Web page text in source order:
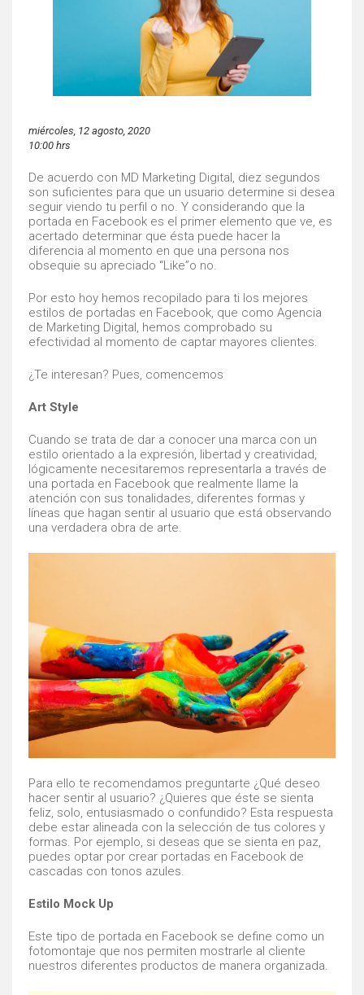
miércoles, 12 agosto, 2020
10:00 hrs
De acuerdo con MD Marketing Digital, diez segundos
son suficientes para que un usuario determine si desea
seguir viendo tu perfil o no. Y considerando que la
portada en Facebook es el primer elemento que ve, es
acertado determinar que ésta puede hacer la
diferencia al momento en que una persona nos
obsequie su apreciado “Like”o no.
Por esto hoy hemos recopilado para ti los mejores
estilos de portadas en Facebook, que como Agencia
de Marketing Digital, hemos comprobado su
efectividad al momento de captar mayores clientes.
¿Te interesan? Pues, comencemos
Art Style
Cuando se trata de dar a conocer una marca con un
estilo orientado a la expresión, libertad y creatividad,
lógicamente necesitaremos representarla a través de
una portada en Facebook que realmente llame la
atención con sus tonalidades, diferentes formas y
líneas que hagan sentir al usuario que está observando
una verdadera obra de arte.
Para ello te recomendamos preguntarte ¿Qué deseo
hacer sentir al usuario? ¿Quieres que éste se sienta
feliz, solo, entusiasmado o confundido? Esta respuesta
debe estar alineada con la selección de tus colores y
formas. Por ejemplo, si deseas que se sienta en paz,
puedes optar por crear portadas en Facebook de
cascadas con tonos azules.
Estilo Mock Up
Este tipo de portada en Facebook se define como un
fotomontaje que nos permiten mostrarle al cliente
nuestros diferentes productos de manera organizada.